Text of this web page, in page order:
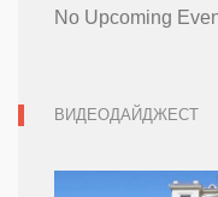
No Upcoming
ВИДЕОДАЙДЖЕСТ